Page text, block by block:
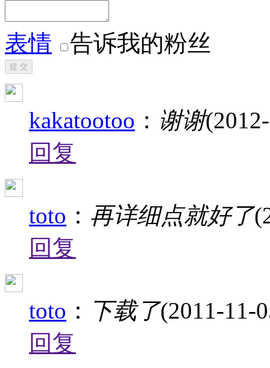
表情 告诉我的粉丝
提 交
kakatootoo ： 谢谢
回复
toto ： 再详细点就好了
回复
toto ： 下载了(2011-11-
回复